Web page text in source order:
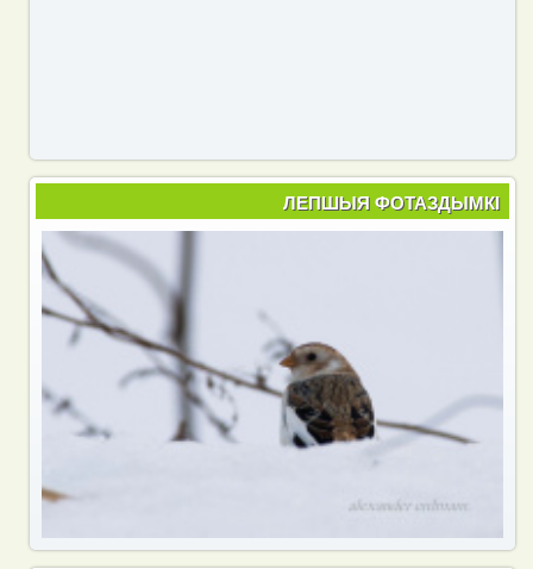
ЛЕПШЫЯ ФОТАЗДЫМКІ